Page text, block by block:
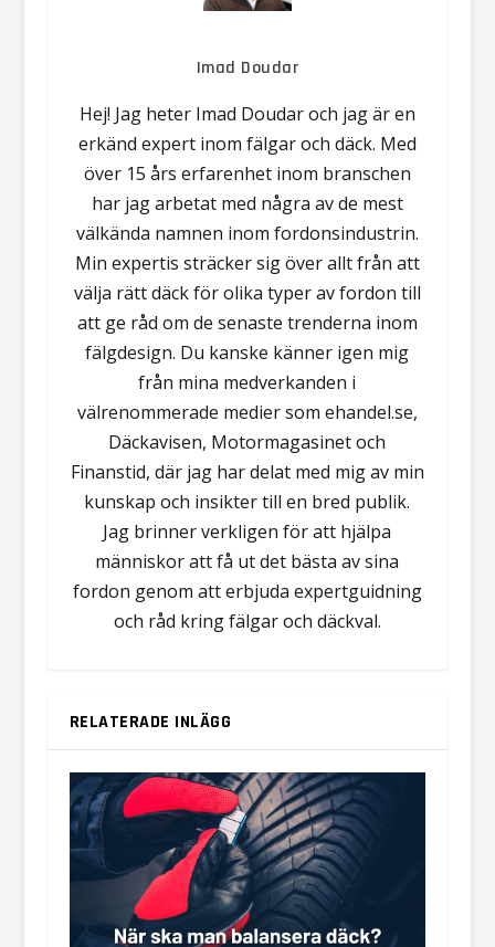
Imad Doudar
Hej! Jag heter Imad Doudar och jag är en
erkänd expert inom fälgar och däck. Med
över 15 års erfarenhet inom branschen
har jag arbetat med några av de mest
välkända namnen inom fordonsindustrin.
Min expertis sträcker sig över allt från att
välja rätt däck för olika typer av fordon till
att ge råd om de senaste trenderna inom
fälgdesign. Du kanske känner igen mig
från mina medverkanden i
välrenommerade medier som ehandel.se,
Däckavisen, Motormagasinet och
Finanstid, där jag har delat med mig av min
kunskap och insikter till en bred publik.
Jag brinner verkligen för att hjälpa
människor att få ut det bästa av sina
fordon genom att erbjuda expertguidning
och råd kring fälgar och däckval.
RELATERADE INLÄGG